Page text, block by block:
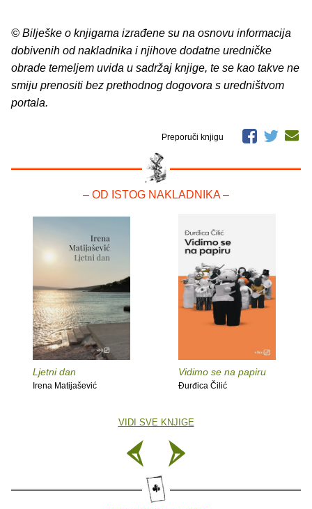
© Bilješke o knjigama izrađene su na osnovu informacija
dobivenih od nakladnika i njihove dodatne uredničke
obrade temeljem uvida u sadržaj knjige, te se kao takve ne
smiju prenositi bez prethodnog dogovora s uredništvom
portala.
Preporuči knjigu
– OD ISTOG NAKLADNIKA –
Ljetni dan
Irena Matijašević
Vidimo se na papiru
Đurđica Čilić
VIDI SVE KNJIGE